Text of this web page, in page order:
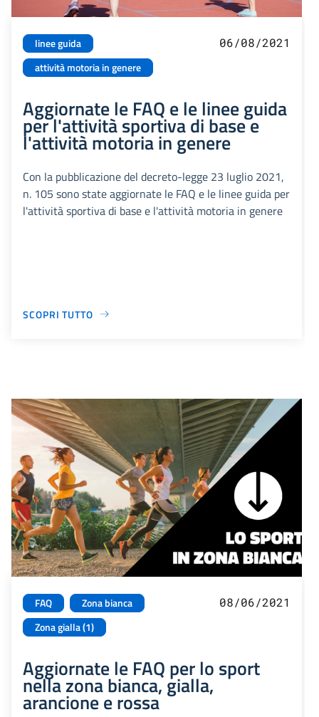
linee guida
attività motoria in genere
06/08/2021
Aggiornate le FAQ e le linee guida
per l'attività sportiva di base e
l'attività motoria in genere
Con la pubblicazione del decreto-legge 23 luglio 2021,
n. 105 sono state aggiornate le FAQ e le linee guida per
l'attività sportiva di base e l'attività motoria in genere
SCOPRI TUTTO
FAQ
Zona bianca
Zona gialla (1)
08/06/2021
Aggiornate le FAQ per lo sport
nella zona bianca, gialla,
arancione e rossa